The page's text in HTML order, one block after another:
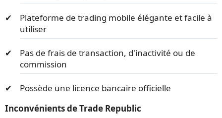
Plateforme de trading mobile élégante et facile à
utiliser
Pas de frais de transaction, d'inactivité ou de
commission
Possède une licence bancaire officielle
Inconvénients de Trade Republic